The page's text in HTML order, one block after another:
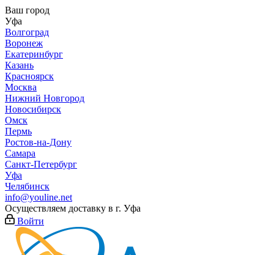
Ваш город
Уфа
Волгоград
Воронеж
Екатеринбург
Казань
Красноярск
Москва
Нижний Новгород
Новосибирск
Омск
Пермь
Ростов-на-Дону
Самара
Санкт-Петербург
Уфа
Челябинск
info@youline.net
Осуществляем доставку в г. Уфа
Войти